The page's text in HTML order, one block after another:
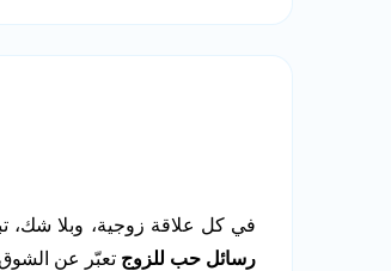
في كل علاقة زوجية، وبلا شك،
رسائل حب للزوج تعبّر عن